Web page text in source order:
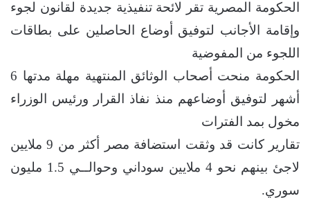
الحكومة المصرية تقر لائحة تنفيذية جديدة لقانون لجوء
وإقامة الأجانب لتوفيق أوضاع الحاصلين على بطاقات
اللجوء من المفوضية
الحكومة منحت أصحاب الوثائق المنتهية مهلة مدتها 6
أشهر لتوفيق أوضاعهم منذ نفاذ القرار ورئيس الوزراء
مخول بمد الفترات
تقارير كانت قد وثقت استضافة مصر أكثر من 9 ملايين
لاجئ بينهم نحو 4 ملايين سوداني وحوالــي 1.5 مليون
سوري.